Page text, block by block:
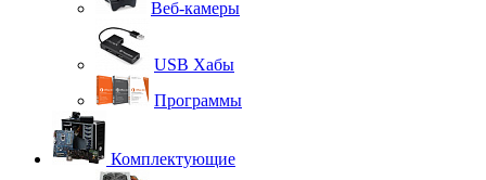
Веб-камеры
USB Хабы
Программы
Комплектующие